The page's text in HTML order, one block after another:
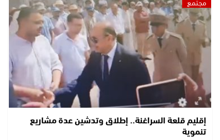
إقليم قلعة السراغنة.. إطلاق وتدشين عدة مشاريع
تنموية